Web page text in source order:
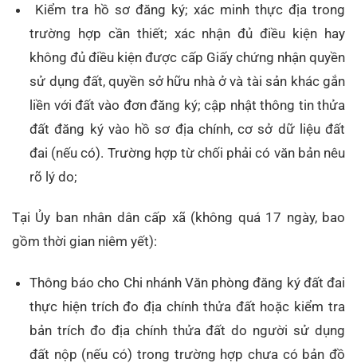
Kiểm tra hồ sơ đăng ký; xác minh thực địa trong
trường hợp cần thiết; xác nhận đủ điều kiện hay
không đủ điều kiện được cấp Giấy chứng nhận quyền
sử dụng đất, quyền sở hữu nhà ở và tài sản khác gắn
liền với đất vào đơn đăng ký; cập nhật thông tin thửa
đất đăng ký vào hồ sơ địa chính, cơ sở dữ liệu đất
đai (nếu có). Trường hợp từ chối phải có văn bản nêu
rõ lý do;
Tại Ủy ban nhân dân cấp xã (không quá 17 ngày, bao
gồm thời gian niêm yết):
Thông báo cho Chi nhánh Văn phòng đăng ký đất đai
thực hiện trích đo địa chính thửa đất hoặc kiểm tra
bản trích đo địa chính thửa đất do người sử dụng
đất nộp (nếu có) trong trường hợp chưa có bản đồ